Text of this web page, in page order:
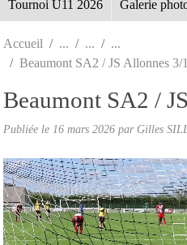
Tournoi U11 2026 Galerie
Accueil
Beaumont SA2 / JS Allonnes 3/1
Beaumont SA2 /
Publiée le 16 mars 2026 par Gilles